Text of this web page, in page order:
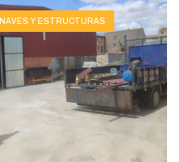
NAVES Y ESTRUCTURAS